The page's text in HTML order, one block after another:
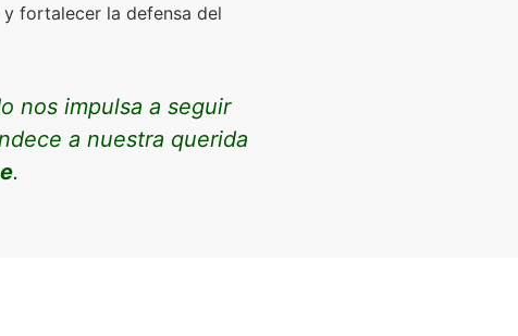
fortalecer la defensa del
nos impulsa a seguir
a nuestra querida
.